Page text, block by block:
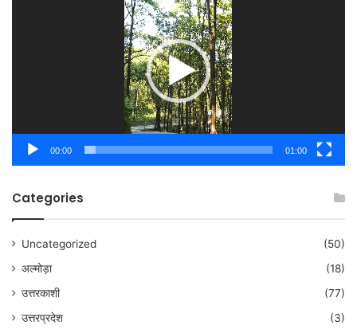
00:00 01:00
Categories
Uncategorized
(50)
अल्मोड़ा
(18)
उत्तरकाशी
(77)
उत्तरप्रदेश
(3)